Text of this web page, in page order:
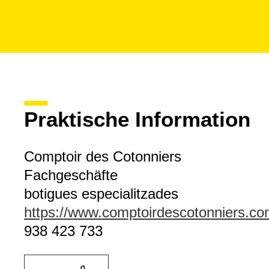
Praktische Information
Comptoir des Cotonniers
Fachgeschäfte
botigues especialitzades
https://
938 423 733